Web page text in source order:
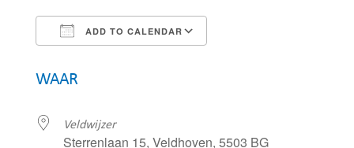
ADD TO CALENDAR
WAAR
Veldwijzer
Sterrenlaan 15, Veldhoven, 5503 BG